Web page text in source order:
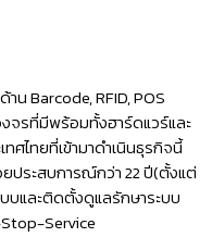
น Barcode, RFID, POS
จรที่มีพร้อมทั้งฮาร์ดแวร์และ
ศไทยที่เข้ามาดำเนินธุรกิจนี้
ประสบการณ์กว่า 22 ปี(ตั้งแต่
บและติดตั้งดูแลรักษาระบบ
Service